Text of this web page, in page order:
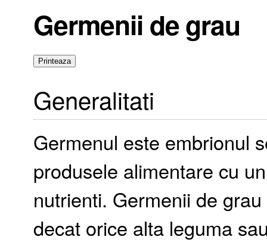
Germenii de grau
Generalitati
Germenul este embrionul
produsele alimentare cu
nutrienti. Germenii de
decat orice alta leguma